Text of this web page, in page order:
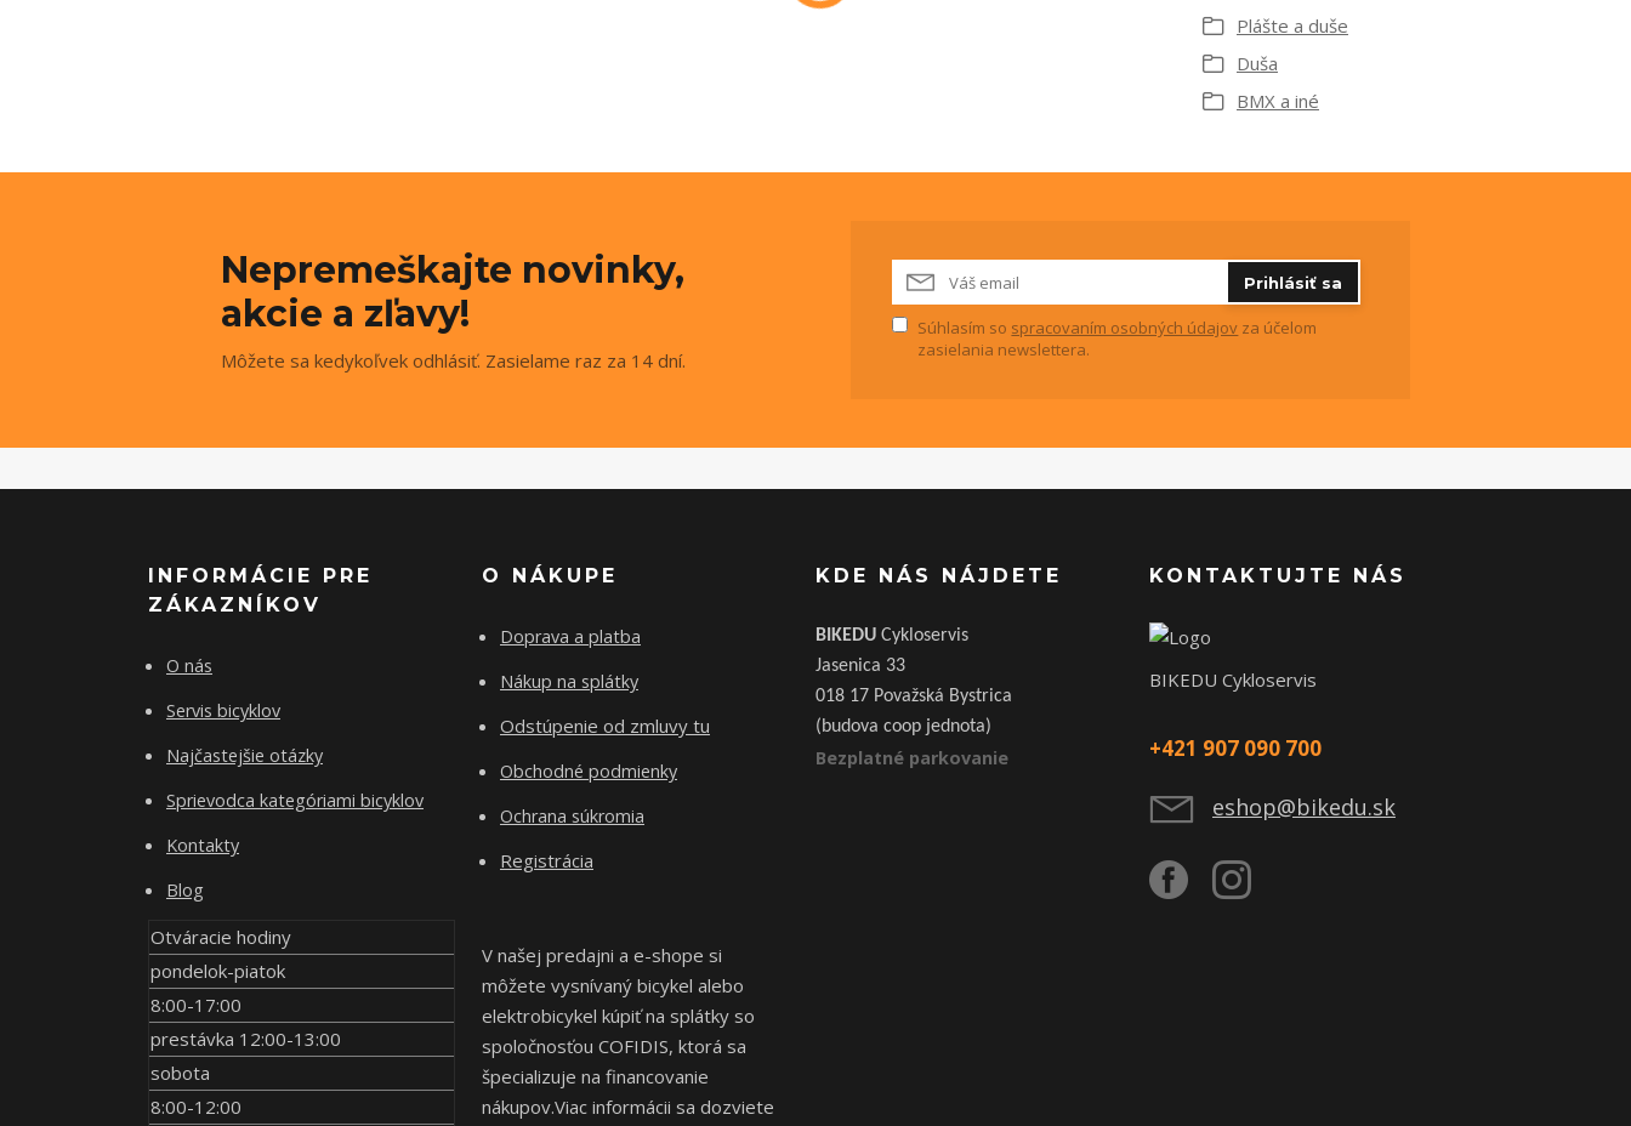
Plášte a duše
Duša
BMX a iné
Nepremeškajte novinky,
akcie a zľavy!
Môžete sa kedykoľvek odhlásiť. Zasielame raz za 14 dní.
Prihlásiť sa
Súhlasím so spracovaním osobných údajov za účelom
zasielania newslettera.
INFORMÁCIE PRE
ZÁKAZNÍKOV
O nás
Servis bicyklov
Najčastejšie otázky
Sprievodca kategóriami bicyklov
Kontakty
Blog
Otváracie hodiny
pondelok-piatok
8:00-17:00
prestávka 12:00-13:00
sobota
8:00-12:00
O NÁKUPE
Doprava a platba
Nákup na splátky
Odstúpenie od zmluvy tu
Obchodné podmienky
Ochrana súkromia
Registrácia
V našej predajni a e-shope si
môžete vysnívaný bicykel alebo
elektrobicykel kúpiť na splátky so
spoločnosťou COFIDIS, ktorá sa
špecializuje na financovanie
nákupov.Viac informácii sa dozviete
KDE NÁS NÁJDETE
BIKEDU Cykloservis
Jasenica 33
018 17 Považská Bystrica
(budova coop jednota)
Bezplatné parkovanie
KONTAKTUJTE NÁS
BIKEDU Cykloservis
+421 907 090 700
eshop@bikedu.sk